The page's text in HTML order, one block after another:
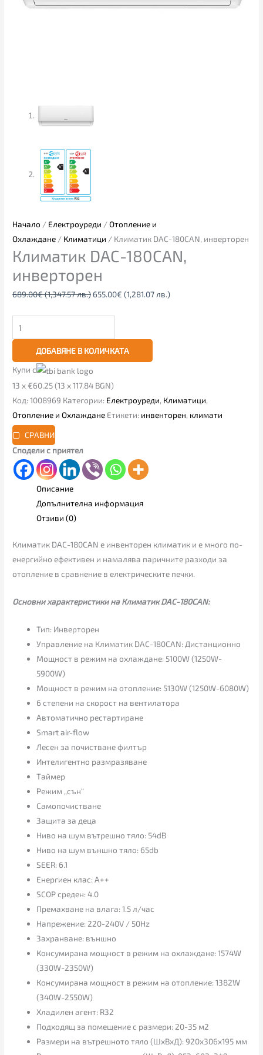
Начало / Електроуреди /Отопление и
Охлаждане / Климатици / Климатик DAC-180CAN, инверторен
Климатик DAC-180CAN,
инверторен
689.00€(1,347.57 лв.) 655.00€ (1,281.07 лв.)
ДОБАВЯНЕ В КОЛИЧКАТА
Купи с
13 x €60.25 (13 x 117.84 BGN)
Код:1008969 Категории: Електроуреди, Климатици,
Отопление и Охлаждане Етикети: инвенторен, климати
СРАВНИ
Сподели с приятел
Описание
Допълнителна информация
Отзиви (0)
Климатик DAC-180CAN е инвенторен климатик и е много по-
енергийно ефективен и намалява паричните разходи за
отопление в сравнение в електрическите печки.
Основни характеристики на Климатик DAC-180CAN:
Тип: Инверторен
Управление на Климатик DAC-180CAN: Дистанционно
Мощност в режим на охлаждане: 5100W (1250W-
5900W)
Мощност в режим на отопление: 5130W (1250W-6080W)
6 степени на скорост на вентилатора
Автоматично рестартиране
Smart air-flow
Лесен за почистване филтър
Интелигентно размразяване
Таймер
Режим „сън“
Самопочистване
Защита за деца
Ниво на шум вътрешно тяло: 54dB
Ниво на шум външно тяло: 65db
SEER: 6.1
Енергиен клас: A++
SCOP среден: 4.0
Премахване на влага: 1.5 л/час
Напрежение: 220-240V / 50Hz
Захранване: външно
Консумирана мощност в режим на охлаждане: 1574W
(330W-2350W)
Консумирана мощност в режим на отопление: 1382W
(340W-2550W)
Хладилен агент: R32
Подходящ за помещение с размери: 20-35 м2
Размери на вътрешното тяло (ШхВхД): 920x306x195 мм